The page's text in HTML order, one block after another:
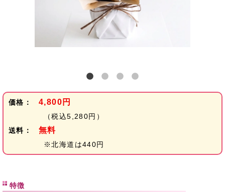
価格： 4,800円
（税込5,280円）
送料：
無料
※北海道は440円
特徴